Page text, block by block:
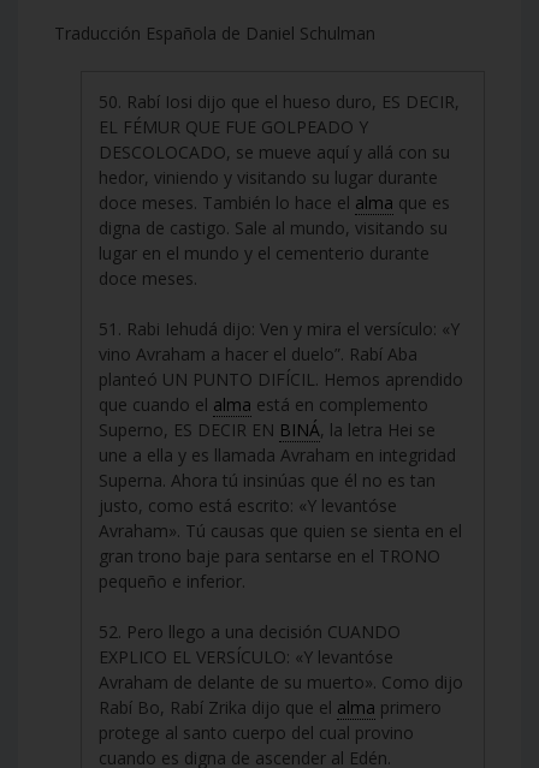
Traducción Española de Daniel Schulman
50. Rabí Iosi dijo que el hueso duro, ES DECIR,
EL FÉMUR QUE FUE GOLPEADO Y
DESCOLOCADO, se mueve aquí y allá con su
hedor, viniendo y visitando su lugar durante
doce meses. También lo hace el alma que es
digna de castigo. Sale al mundo, visitando su
lugar en el mundo y el cementerio durante
doce meses.
51. Rabi Iehudá dijo: Ven y mira el versículo: «Y
vino Avraham a hacer el duelo”. Rabí Aba
planteó UN PUNTO DIFÍCIL. Hemos aprendido
que cuando el alma está en complemento
Superno, ES DECIR EN BINÁ, la letra Hei se
une a ella y es llamada Avraham en integridad
Superna. Ahora tú insinúas que él no es tan
justo, como está escrito: «Y levantóse
Avraham». Tú causas que quien se sienta en el
gran trono baje para sentarse en el TRONO
pequeño e inferior.
52. Pero llego a una decisión CUANDO
EXPLICO EL VERSÍCULO: «Y levantóse
Avraham de delante de su muerto». Como dijo
Rabí Bo, Rabí Zrika dijo que el alma primero
protege al santo cuerpo del cual provino
cuando es digna de ascender al Edén.